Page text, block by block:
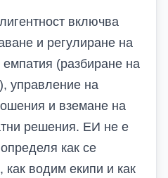
включва
и регулиране на
(разбиране на
управление на
и вземане на
решения. ЕИ не е
как се
как водим екипи и как